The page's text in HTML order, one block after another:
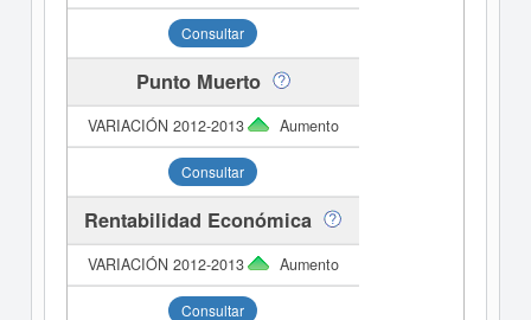
Consultar
Punto Muerto
Aumento
Consultar
Rentabilidad Económica
Aumento
Consultar